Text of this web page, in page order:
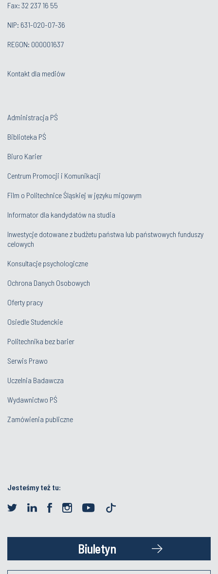
Fax: 32 237 16 55
NIP: 631-020-07-36
REGON: 000001637
Kontakt dla mediów
Administracja PŚ
Biblioteka PŚ
Biuro Karier
Centrum Promocji i Komunikacji
Film o Politechnice Śląskiej w języku migowym
Informator dla kandydatów na studia
Inwestycje dotowane z budżetu państwa lub państwowych funduszy
celowych
Konsultacje psychologiczne
Ochrona Danych Osobowych
Oferty pracy
Osiedle Studenckie
Politechnika bez barier
Serwis Prawo
Uczelnia Badawcza
Wydawnictwo PŚ
Zamówienia publiczne
Jesteśmy też tu:
Biuletyn